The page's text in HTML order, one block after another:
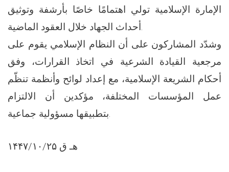
الإمارة الإسلامية تولي اهتمامًا خاصًا بأرشفة وتوثيق
أحداث الجهاد خلال العقود الماضية.
وشدّد المشاركون على أن النظام الإسلامي يقوم على
مرجعية القيادة الشرعية في اتخاذ القرارات، وفق
أحكام الشريعة الإسلامية، مع إعداد لوائح وأنظمة تنظّم
عمل المؤسسات المختلفة، مؤكدين أن الالتزام
بتطبيقها مسؤولية جماعية.
۱۴۴۷/۱۰/۲۵ هـ ق